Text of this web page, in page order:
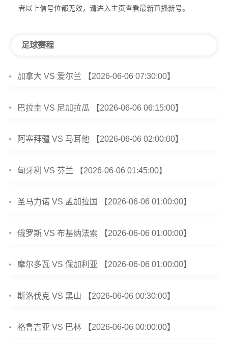
者以上信号位都无效，请进入主页查看最新直播新号。
足球赛程
加拿大 VS 爱尔兰 【2026-06-06 07:30:00】
巴拉圭 VS 尼加拉瓜 【2026-06-06 06:15:00】
阿塞拜疆 VS 马耳他 【2026-06-06 02:00:00】
匈牙利 VS 芬兰 【2026-06-06 01:45:00】
圣马力诺 VS 孟加拉国 【2026-06-06 01:00:00】
俄罗斯 VS 布基纳法索 【2026-06-06 01:00:00】
摩尔多瓦 VS 保加利亚 【2026-06-06 01:00:00】
斯洛伐克 VS 黑山 【2026-06-06 00:30:00】
格鲁吉亚 VS 巴林 【2026-06-06 00:00:00】